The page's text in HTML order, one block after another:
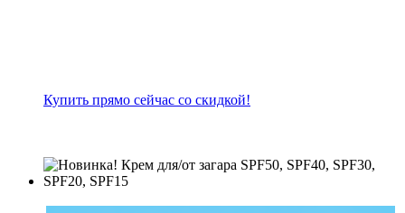
Купить прямо сейчас со скидкой!